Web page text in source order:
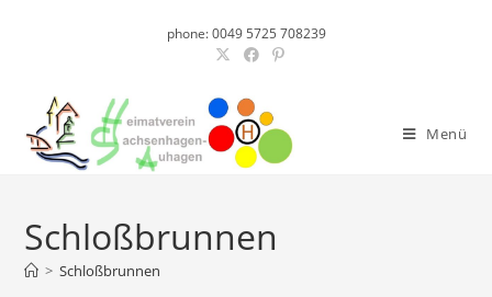
phone: 0049 5725 708239
Menü
Schloßbrunnen
> Schloßbrunnen